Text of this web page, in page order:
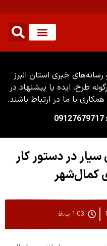
خبری استان البرز
طرح، ایده یا پیشنهاد در
با ما در ارتباط باشند.
در دستور کار
کمال‌شهر
1:03 ب.ظ